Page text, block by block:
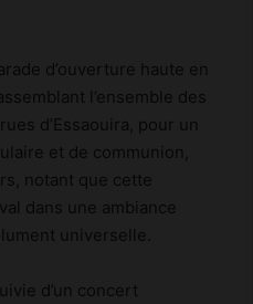
d’ouverture haute en
l’ensemble des
d’Essaouira, pour un
et de communion,
notant que cette
dans une ambiance
universelle.
d’un concert